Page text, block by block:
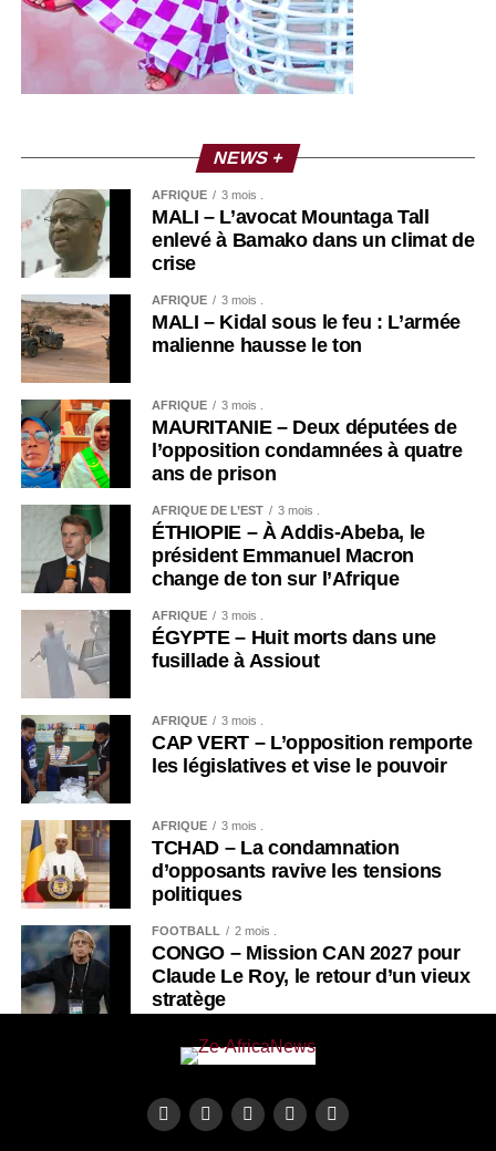
NEWS +
AFRIQUE 3 mois .
MALI – L’avocat Mountaga Tall
enlevé à Bamako dans un climat de
crise
AFRIQUE 3 mois .
MALI – Kidal sous le feu : L’armée
malienne hausse le ton
AFRIQUE 3 mois .
MAURITANIE – Deux députées de
l’opposition condamnées à quatre
ans de prison
AFRIQUE DE L’EST 3 mois .
ÉTHIOPIE – À Addis-Abeba, le
président Emmanuel Macron
change de ton sur l’Afrique
AFRIQUE 3 mois .
ÉGYPTE – Huit morts dans une
fusillade à Assiout
AFRIQUE 3 mois .
CAP VERT – L’opposition remporte
les législatives et vise le pouvoir
AFRIQUE 3 mois .
TCHAD – La condamnation
d’opposants ravive les tensions
politiques
FOOTBALL 2 mois .
CONGO – Mission CAN 2027 pour
Claude Le Roy, le retour d’un vieux
stratège